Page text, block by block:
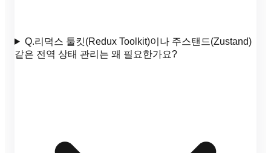
Q.리덕스 툴킷(Redux Toolkit)이나 주스탠드(Zustand)
같은 전역 상태 관리는 왜 필요한가요?